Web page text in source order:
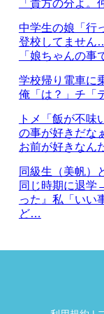
「貴方の分よ
中学生の娘「行
登校してません
「娘ちゃんの事
学校帰り電車に
俺「は？」チ「
トメ「飯が不味
の事が好きだな
お前が好きな
同級生（美帆）
同じ時期に退
った』私「いい
ど…